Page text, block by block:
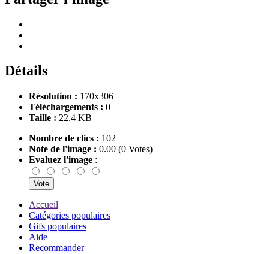
Détails
Résolution : 170x306
Téléchargements : 0
Taille : 22.4 KB
Nombre de clics : 102
Note de l'image : 0.00 (0 Votes)
Evaluez l'image :
Accueil
Catégories populaires
Gifs populaires
Aide
Recommander